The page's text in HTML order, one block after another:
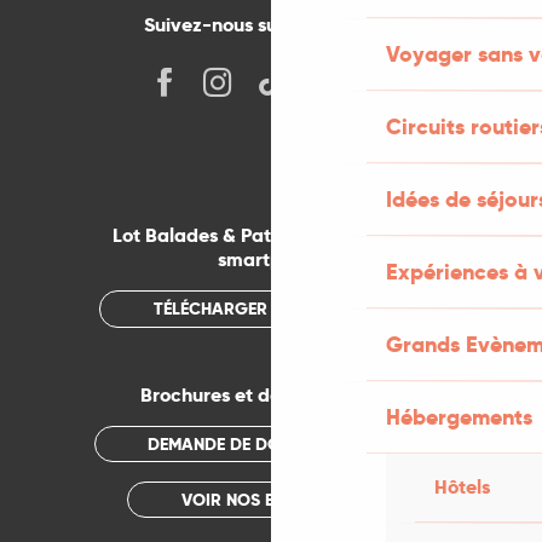
Voyager sans
Circuits
Idées de
Expériences à
Grands
Hébergements
Hôtels
Suivez-nous sur les réseaux !
Lot Balades & Patrimoines sur votre
smartphone
TÉLÉCHARGER L'APPLICATION
Brochures et documentations
DEMANDE DE DOCUMENTATION
VOIR NOS BROCHURES